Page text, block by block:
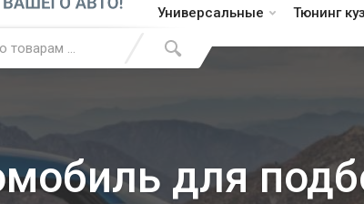
Универсальные Тюнинг
для